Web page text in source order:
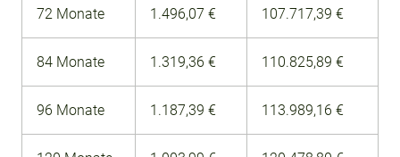
72 Monate 1.496,07 € 107.717,39 €
84 Monate 1.319,36 € 110.825,89 €
96 Monate 1.187,39 € 113.989,16 €